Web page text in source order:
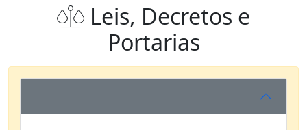
Leis, Decretos e
Portarias